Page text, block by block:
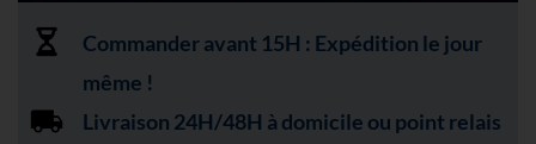
Commander avant 15H : Expédition le jour
même !
Livraison 24H/48H à domicile ou point relais